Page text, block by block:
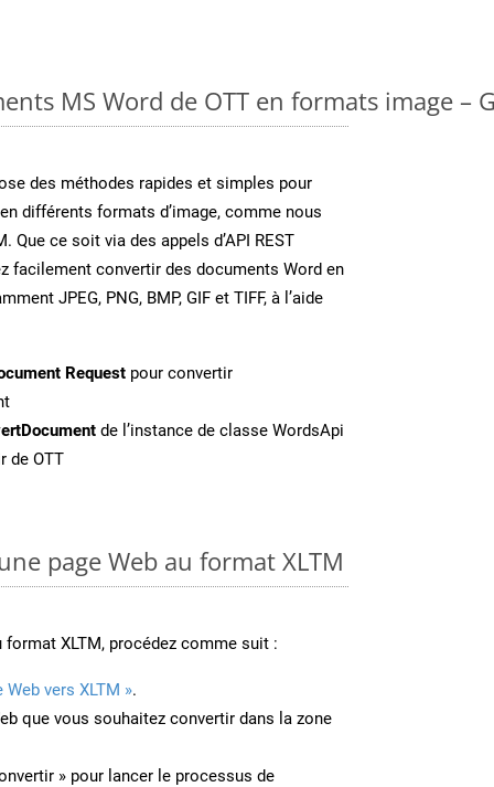
MS Word de OTT en formats image –
des méthodes rapides et simples pour
différents formats d’image, comme nous
Que ce soit via des appels d’API REST
facilement convertir des documents Word en
JPEG, PNG, BMP, GIF et TIFF, à l’aide
Request pour convertir
de l’instance de classe WordsApi
de OTT
page Web au format XLTM
format XLTM, procédez comme suit :
Web vers XLTM ».
que vous souhaitez convertir dans la zone
» pour lancer le processus de